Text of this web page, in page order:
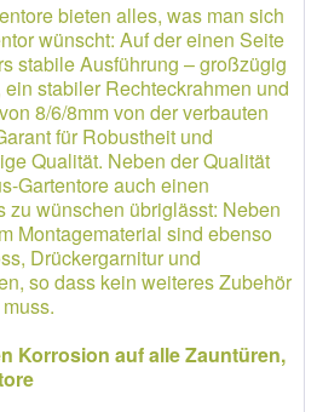
bieten alles, was man sich
wünscht: Auf der einen Seite
stabile Ausführung – großzügig
stabiler Rechteckrahmen und
8/6/8mm von der verbauten
für Robustheit und
Qualität. Neben der Qualität
Gartentore auch einen
zu wünschen übriglässt: Neben
Montagematerial sind ebenso
Drückergarnitur und
so dass kein weiteres Zubehör
Korrosion auf alle Zauntüren,